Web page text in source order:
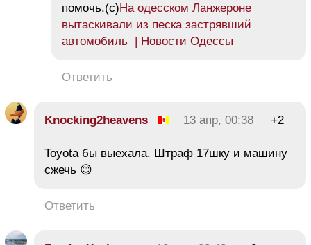
помочь.(с)На одесском Ланжероне
вытаскивали из песка застрявший
автомобиль | Новости Одессы
Ответить
Knocking2heavens 13 апр, 00:38 +2
Toyota бы выехала. Штраф 17шку и машину
сжечь 😊
Ответить